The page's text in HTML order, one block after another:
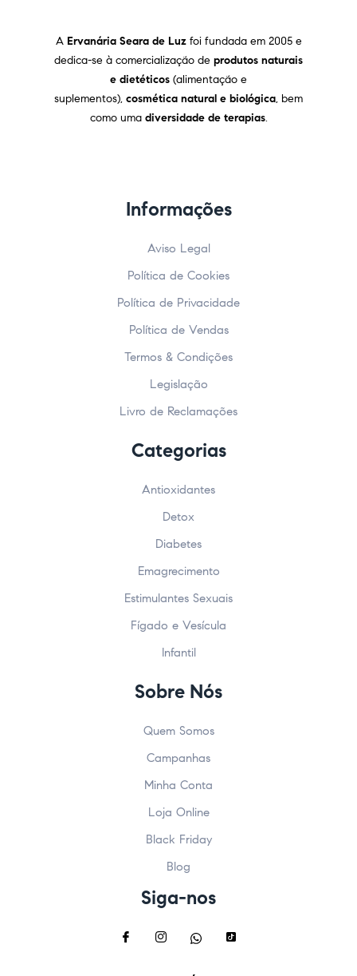
A Ervanária Seara de Luz foi fundada em 2005 e
dedica-se à comercialização de produtos naturais
e dietéticos (alimentação e
suplementos), cosmética natural e biológica, bem
como uma diversidade de terapias.
Informações
Aviso Legal
Política de Cookies
Política de Privacidade
Política de Vendas
Termos & Condições
Legislação
Livro de Reclamações
Categorias
Antioxidantes
Detox
Diabetes
Emagrecimento
Estimulantes Sexuais
Fígado e Vesícula
Infantil
Sobre Nós
Quem Somos
Campanhas
Minha Conta
Loja Online
Black Friday
Blog
Siga-nos